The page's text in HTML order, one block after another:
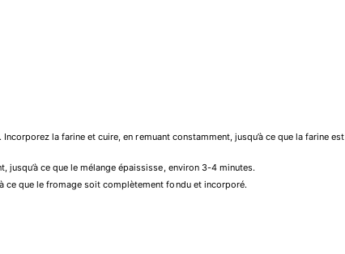
la farine et cuire, en remuant constamment, jusqu’à ce que la farine est
jusqu’à ce que le mélange épaississe, environ 3-4 minutes.
ce que le fromage soit complètement fondu et incorporé.